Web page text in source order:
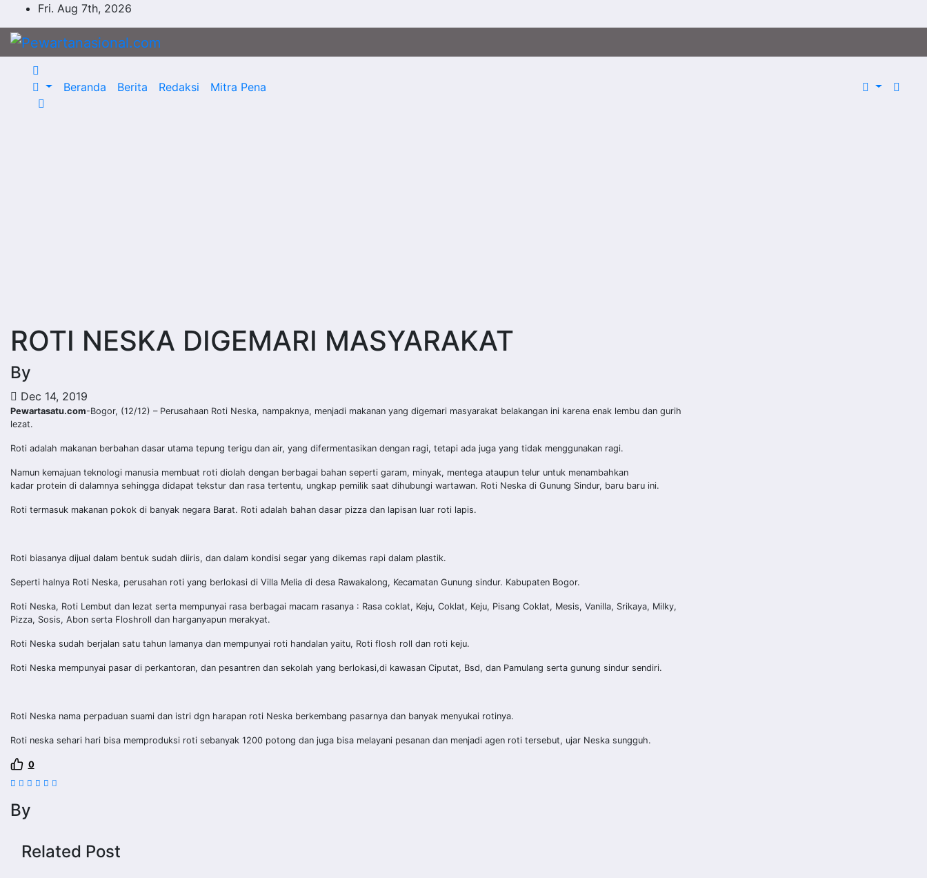
Fri. Aug 7th, 2026
Beranda Berita Redaksi Mitra Pena
ROTI NESKA DIGEMARI MASYARAKAT
By
Dec 14, 2019
Pewartasatu.com-Bogor, (12/12) – Perusahaan Roti Neska, nampaknya, menjadi makanan yang digemari masyarakat belakangan ini karena enak lembu dan gurih
lezat.
Roti adalah makanan berbahan dasar utama tepung terigu dan air, yang difermentasikan dengan ragi, tetapi ada juga yang tidak menggunakan ragi.
Namun kemajuan teknologi manusia membuat roti diolah dengan berbagai bahan seperti garam, minyak, mentega ataupun telur untuk menambahkan
kadar protein di dalamnya sehingga didapat tekstur dan rasa tertentu, ungkap pemilik saat dihubungi wartawan. Roti Neska di Gunung Sindur, baru baru ini.
Roti termasuk makanan pokok di banyak negara Barat. Roti adalah bahan dasar pizza dan lapisan luar roti lapis.
Roti biasanya dijual dalam bentuk sudah diiris, dan dalam kondisi segar yang dikemas rapi dalam plastik.
Seperti halnya Roti Neska, perusahan roti yang berlokasi di Villa Melia di desa Rawakalong, Kecamatan Gunung sindur. Kabupaten Bogor.
Roti Neska, Roti Lembut dan lezat serta mempunyai rasa berbagai macam rasanya : Rasa coklat, Keju, Coklat, Keju, Pisang Coklat, Mesis, Vanilla, Srikaya, Milky,
Pizza, Sosis, Abon serta Floshroll dan harganyapun merakyat.
Roti Neska sudah berjalan satu tahun lamanya dan mempunyai roti handalan yaitu, Roti flosh roll dan roti keju.
Roti Neska mempunyai pasar di perkantoran, dan pesantren dan sekolah yang berlokasi,di kawasan Ciputat, Bsd, dan Pamulang serta gunung sindur sendiri.
Roti Neska nama perpaduan suami dan istri dgn harapan roti Neska berkembang pasarnya dan banyak menyukai rotinya.
Roti neska sehari hari bisa memproduksi roti sebanyak 1200 potong dan juga bisa melayani pesanan dan menjadi agen roti tersebut, ujar Neska sungguh.
0
By
Related Post